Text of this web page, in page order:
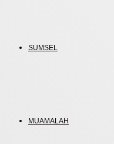
SUMSEL
MUAMALAH